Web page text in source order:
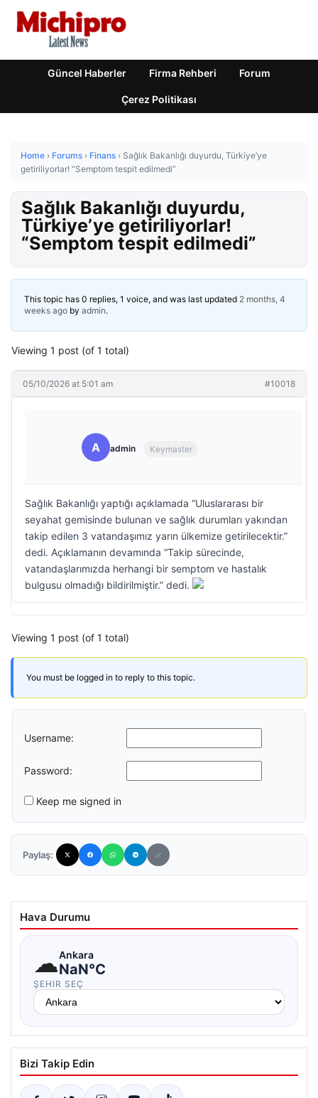
Güncel Haberler Firma Rehberi Forum
Çerez Politikası
Home › Forums › Finans › Sağlık Bakanlığı duyurdu, Türkiye’ye
getiriliyorlar! “Semptom tespit edilmedi”
Sağlık Bakanlığı duyurdu,
Türkiye’ye getiriliyorlar!
“Semptom tespit edilmedi”
This topic has 0 replies, 1 voice, and was last updated 2 months, 4
weeks ago by admin.
Viewing 1 post (of 1 total)
05/10/2026 at 5:01 am #10018
A admin Keymaster
Sağlık Bakanlığı yaptığı açıklamada “Uluslararası bir
seyahat gemisinde bulunan ve sağlık durumları yakından
takip edilen 3 vatandaşımız yarın ülkemize getirilecektir.”
dedi. Açıklamanın devamında “Takip sürecinde,
vatandaşlarımızda herhangi bir semptom ve hastalık
bulgusu olmadığı bildirilmiştir.” dedi.
Viewing 1 post (of 1 total)
You must be logged in to reply to this topic.
Username:
Password:
Keep me signed in
Paylaş:
Hava Durumu
☁Ankara
NaN°C
ŞEHIR SEÇ
Bizi Takip Edin